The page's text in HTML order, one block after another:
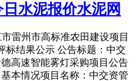
水泥报价水泥网
雷州市高标准农田建设项目
标结果公示 公告标题：中交
高速智能雾灯采购项目公告
本情况项目名称：中交资管